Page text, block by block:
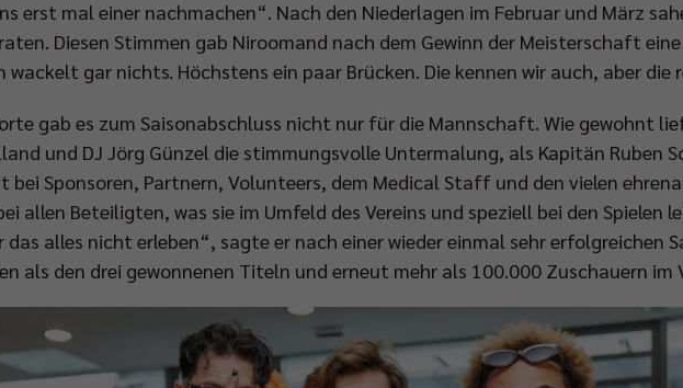
erst mal einer nachmachen“. Nach den Niederlagen im Februar und März
Diesen Stimmen gab Niroomand nach dem Gewinn der Meisterschaft
wackelt gar nichts. Höchstens ein paar Brücken. Die kennen wir auch, aber die
gab es zum Saisonabschluss nicht nur für die Mannschaft. Wie gewohnt
und DJ Jörg Günzel die stimmungsvolle Untermalung, als Kapitän Ruben
bei Sponsoren, Partnern, Volunteers, dem Medical Staff und den vielen
allen Beteiligten, was sie im Umfeld des Vereins und speziell bei den Spielen
das alles nicht erleben“, sagte er nach einer wieder einmal sehr erfolgreichen
als den drei gewonnenen Titeln und erneut mehr als 100.000 Zuschauern im